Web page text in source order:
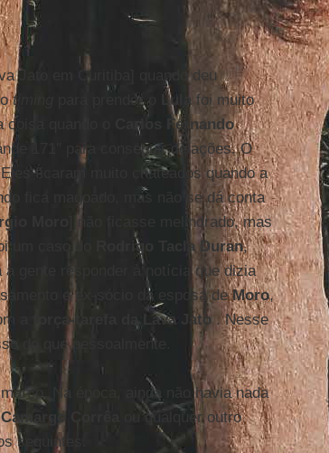
Jato em Curitiba] quando deu
otiming para prender o Lulafoi muito
quando o
Carlos Fernando
171″ para conseguir delações. O
ficaram muito chateados quando a
fica magoado, mas não se dá conta
Moro
] não ficasse melindrado, mas
um caso do
Rodrigo Tacla Duran,
a gente responder à notícia que dizia
e ex-sócio da esposa deMoro,
a
força-tarefa da Lava Jato. Nesse
do que pessoalmente.
Na época, ainda não havia nada
Camargo Corrêa
ou qualquer outro
seguintes.